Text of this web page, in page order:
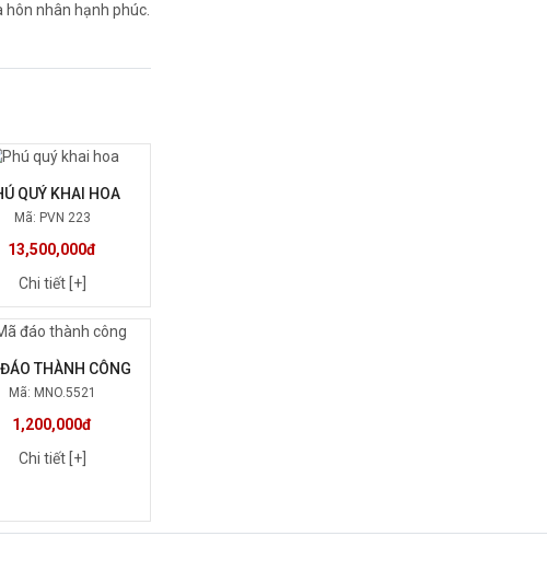
nhân hạnh phúc.
QUÝ KHAI HOA
Mã: PVN 223
13,500,000đ
Chi tiết [+]
THÀNH CÔNG
Mã: MNO.5521
1,200,000đ
Chi tiết [+]